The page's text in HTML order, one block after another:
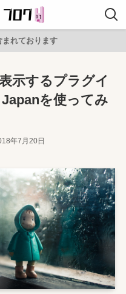
れております
示するプラグイ
を使ってみ
年7月20日